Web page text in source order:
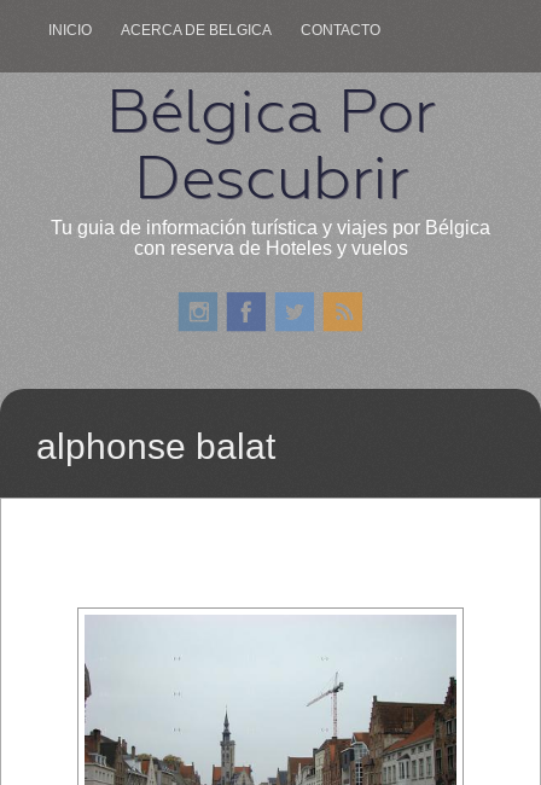
INICIO ACERCA DE BELGICA CONTACTO
Bélgica Por
Descubrir
Tu guia de información turística y viajes por Bélgica
con reserva de Hoteles y vuelos
alphonse balat